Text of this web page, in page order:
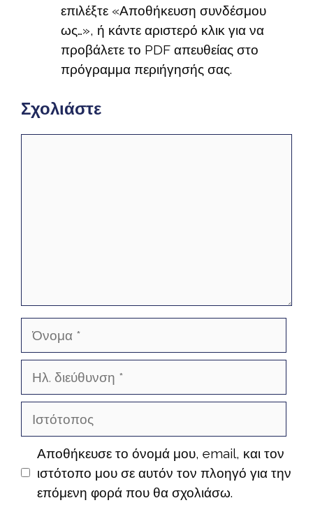
επιλέξτε «Αποθήκευση συνδέσμου
ως…», ή κάντε αριστερό κλικ για να
προβάλετε το PDF απευθείας στο
πρόγραμμα περιήγησής σας.
Σχολιάστε
Ιστότοπος
Αποθήκευσε το όνομά μου, email, και τον
ιστότοπο μου σε αυτόν τον πλοηγό για την
επόμενη φορά που θα σχολιάσω.